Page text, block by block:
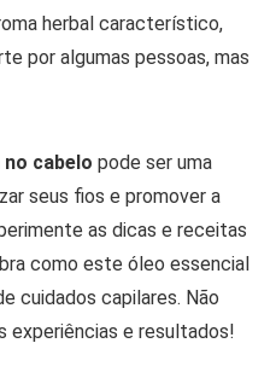
herbal característico,
por algumas pessoas, mas
cabelo pode ser uma
seus fios e promover a
as dicas e receitas
como este óleo essencial
cuidados capilares. Não
experiências e resultados!